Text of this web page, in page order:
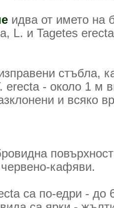
идва от името на
L. и Tagetes
стъбла,
erecta - около 1 м
и всяко
кафяви.
са по-едри - до